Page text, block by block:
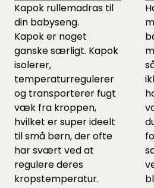
Kapok rullemadras til
din babyseng.
Kapok er noget
ganske særligt. Kapok
isolerer,
temperaturregulerer
og transporterer fugt
væk fra kroppen,
hvilket er super ideelt
til små børn, der ofte
har svært ved at
regulere deres
kropstemperatur.